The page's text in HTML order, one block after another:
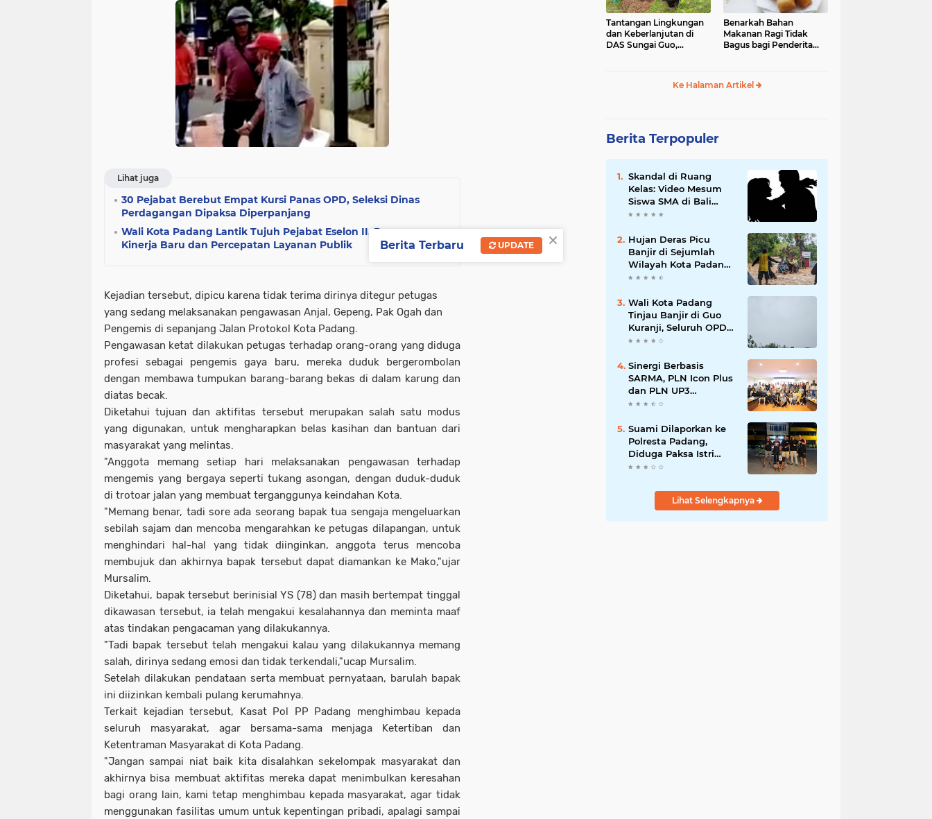
Lihat juga
30 Pejabat Berebut Empat Kursi Panas OPD, Seleksi Dinas
Perdagangan Dipaksa Diperpanjang
Wali Kota Padang Lantik Tujuh Pejabat Eselon II, Dorong
Kinerja Baru dan Percepatan Layanan Publik
Kejadian tersebut, dipicu karena tidak terima dirinya ditegur petugas
yang sedang melaksanakan pengawasan Anjal, Gepeng, Pak Ogah dan
Pengemis di sepanjang Jalan Protokol Kota Padang.
Pengawasan ketat dilakukan petugas terhadap orang-orang yang diduga
profesi sebagai pengemis gaya baru, mereka duduk bergerombolan
dengan membawa tumpukan barang-barang bekas di dalam karung dan
diatas becak.
Diketahui tujuan dan aktifitas tersebut merupakan salah satu modus
yang digunakan, untuk mengharapkan belas kasihan dan bantuan dari
masyarakat yang melintas.
"Anggota memang setiap hari melaksanakan pengawasan terhadap
mengemis yang bergaya seperti tukang asongan, dengan duduk-duduk
di trotoar jalan yang membuat terganggunya keindahan Kota.
"Memang benar, tadi sore ada seorang bapak tua sengaja mengeluarkan
sebilah sajam dan mencoba mengarahkan ke petugas dilapangan, untuk
menghindari hal-hal yang tidak diinginkan, anggota terus mencoba
membujuk dan akhirnya bapak tersebut dapat diamankan ke Mako,"ujar
Mursalim.
Diketahui, bapak tersebut berinisial YS (78) dan masih bertempat tinggal
dikawasan tersebut, ia telah mengakui kesalahannya dan meminta maaf
atas tindakan pengacaman yang dilakukannya.
"Tadi bapak tersebut telah mengakui kalau yang dilakukannya memang
salah, dirinya sedang emosi dan tidak terkendali,"ucap Mursalim.
Setelah dilakukan pendataan serta membuat pernyataan, barulah bapak
ini diizinkan kembali pulang kerumahnya.
Terkait kejadian tersebut, Kasat Pol PP Padang menghimbau kepada
seluruh masyarakat, agar bersama-sama menjaga Ketertiban dan
Ketentraman Masyarakat di Kota Padang.
"Jangan sampai niat baik kita disalahkan sekelompak masyarakat dan
akhirnya bisa membuat aktifitas mereka dapat menimbulkan keresahan
bagi orang lain, kami tetap menghimbau kepada masyarakat, agar tidak
menggunakan fasilitas umum untuk kepentingan pribadi, apalagi sampai
Tantangan Lingkungan
dan Keberlanjutan di
DAS Sungai Guo,
Benarkah Bahan
Makanan Ragi Tidak
Bagus bagi Penderita
Ke Halaman Artikel
Berita Terpopuler
Skandal di Ruang
Kelas: Video Mesum
Siswa SMA di Bali
Viral, Hukuman dan
Mengikuti
Hujan Deras Picu
Banjir di Sejumlah
Wilayah Kota Padang,
Warga Dievakuasi dan
Banjir Susulan
Wali Kota Padang
Tinjau Banjir di Guo
Kuranji, Seluruh OPD
Disiagakan dan
Dipercepat
Sinergi Berbasis
SARMA, PLN Icon Plus
dan PLN UP3
Tanjungpinang
Strategis
Suami Dilaporkan ke
Polresta Padang,
Diduga Paksa Istri
Layani Pria Lain
Lihat Selengkapnya
×
Berita Terbaru UPDATE